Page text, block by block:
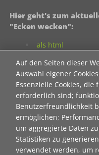
Auf den Seiten dieser
Auswahl eigener
Essenzielle Cookies,
erforderlich sind;
Benutzerfreundlichkeit
ermöglichen;
um aggregierte Daten
Statistiken zu
verwendet werden, um
Hier geht's zum
"Ecken wecken":
als html
als pdf
Neuanmeldung zum
wecken":
Contact 1
Anrede